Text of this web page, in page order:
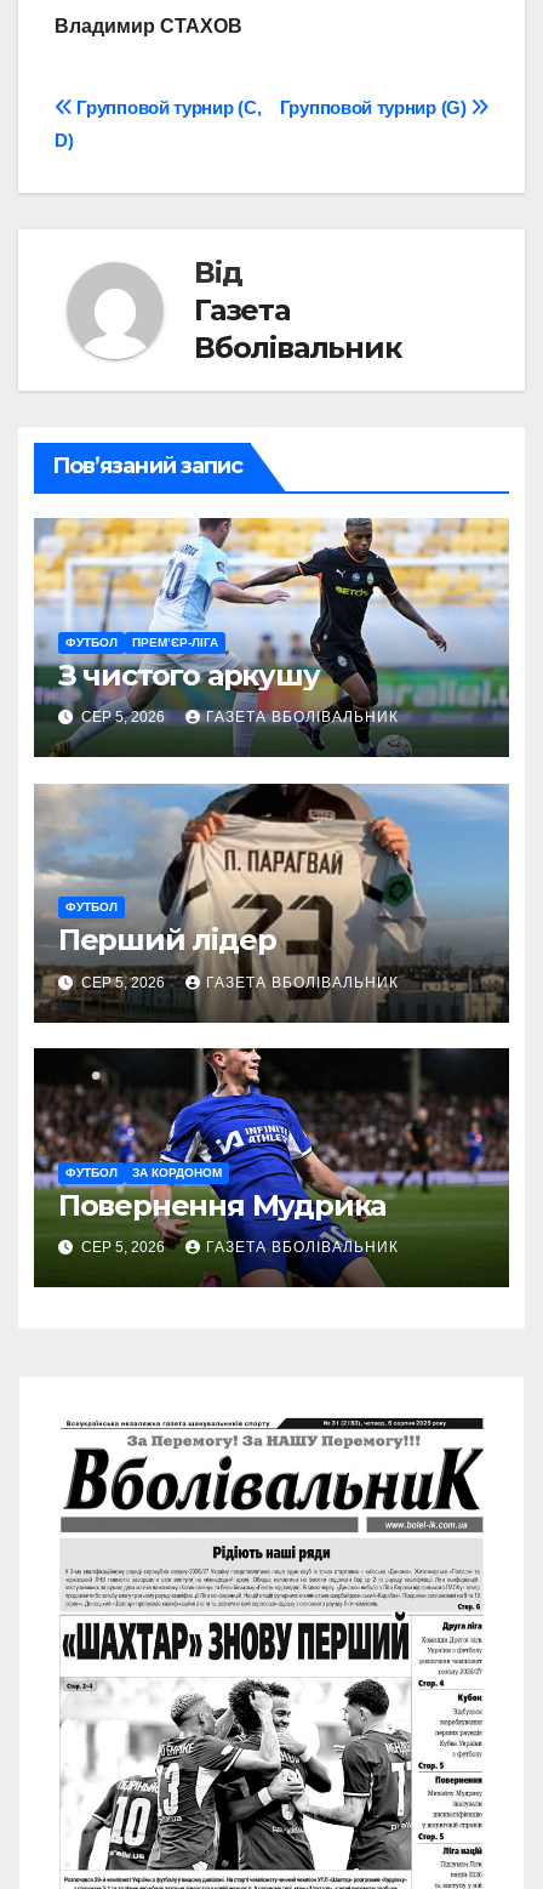
Владимир СТАХОВ
Навігація
записів
Групповой турнир (G)
Групповой турнир (C,
D)
Від
Газета
Вболівальник
Пов’язаний запис
ФУТБОЛ ПРЕМ’ЄР-ЛІГА
З чистого аркушу
СЕР 5, 2026 ГАЗЕТА ВБОЛІВАЛЬНИК
ФУТБОЛ
Перший лідер
СЕР 5, 2026 ГАЗЕТА ВБОЛІВАЛЬНИК
ФУТБОЛ ЗА КОРДОНОМ
Повернення Мудрика
СЕР 5, 2026 ГАЗЕТА ВБОЛІВАЛЬНИК